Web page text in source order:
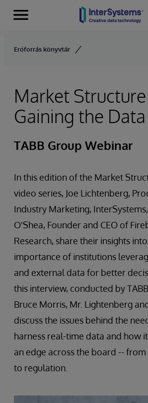
Skip to content
Menu
Erőforrás könyvtár
Market
Gaining the
TABB Group Webinar
In this edition of the Market
video series, Joe Lichtenberg,
Industry Marketing,
O'Shea, Founder and CEO of
Research, share their insights
importance of institutions
and external data for better
this interview, conducted by
Bruce Morris, Mr. Lightenberg
discuss the issues behind the
harness real-time data and how
an edge across the board --
to regulation.